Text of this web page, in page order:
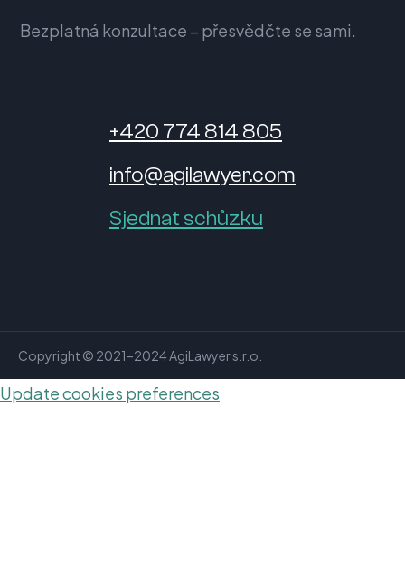
Bezplatná konzultace – přesvědčte se sami.
+420 774 814 805
info@agilawyer.com
Sjednat schůzku
Copyright © 2021–2024 AgiLawyer s.r.o.
Update cookies preferences